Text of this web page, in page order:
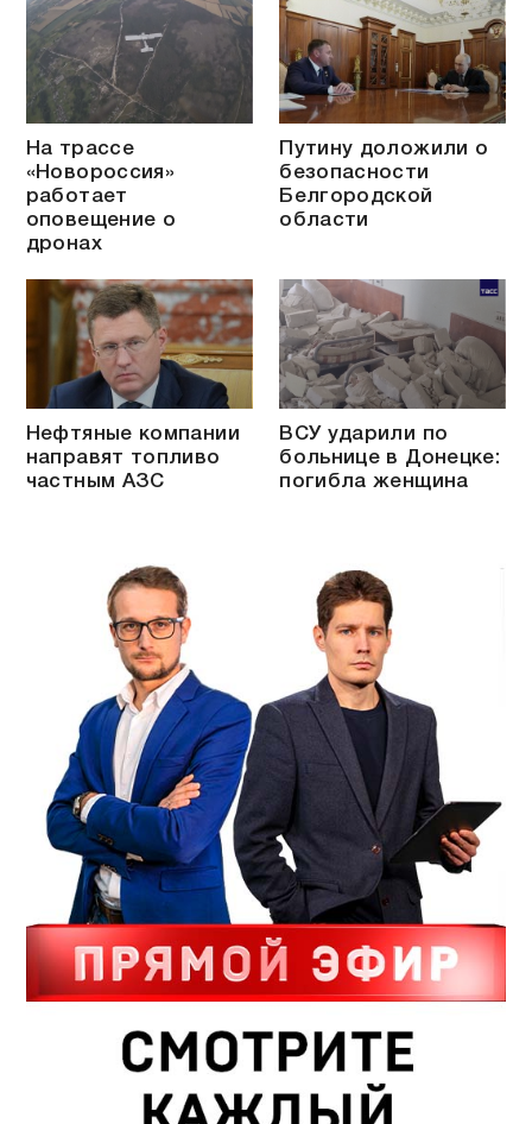
На трассе
«Новороссия»
работает
оповещение о
дронах
Путину доложили о
безопасности
Белгородской
области
Нефтяные компании
направят топливо
частным АЗС
ВСУ ударили по
больнице в Донецке:
погибла женщина